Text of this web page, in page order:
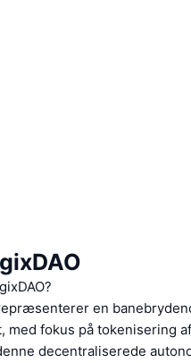
en
med fokus på tokenisering
decentraliserede